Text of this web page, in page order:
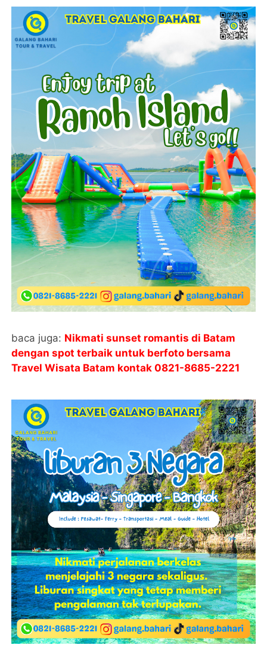
baca juga: Nikmati sunset romantis di Batam
dengan spot terbaik untuk berfoto bersama
Travel Wisata Batam kontak0821-8685-2221